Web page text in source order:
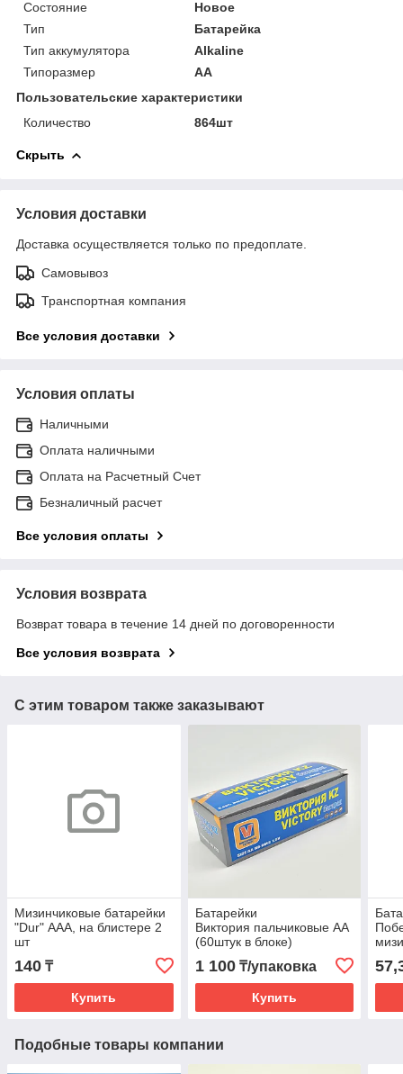
Состояние
Новое
Тип
Батарейка
Тип аккумулятора
Alkaline
Типоразмер
AA
Пользовательские характеристики
Количество
864шт
Скрыть
Условия доставки
Доставка осуществляется только по предоплате.
Самовывоз
Транспортная компания
Все условия доставки
Условия оплаты
Наличными
Оплата наличными
Оплата на Расчетный Счет
Безналичный расчет
Все условия оплаты
Условия возврата
Возврат товара в течение 14 дней по договоренности
Все условия возврата
С этим товаром также заказывают
Мизинчиковые батарейки
"Dur" ААА, на блистере 2
шт
140 ₸
Купить
Батарейки
Виктория пальчиковые АА
(60штук в блоке)
1 100₸/упаковка
Купить
Подобные товары компании